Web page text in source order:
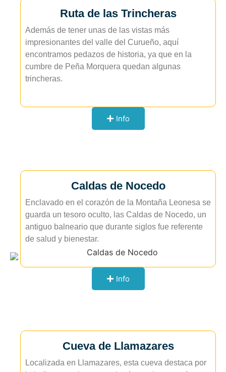
Ruta de las Trincheras
Además de tener unas de las vistas más
impresionantes del valle del Curueño, aquí
encontramos pedazos de historia, ya que en la
cumbre de Peña Morquera quedan algunas
trincheras.
Info
Caldas de Nocedo
Enclavado en el corazón de la Montaña Leonesa se
guarda un tesoro oculto, las Caldas de Nocedo, un
antiguo balneario que durante siglos fue referente
de salud y bienestar.
Info
Cueva de Llamazares
Localizada en Llamazares, esta cueva destaca por